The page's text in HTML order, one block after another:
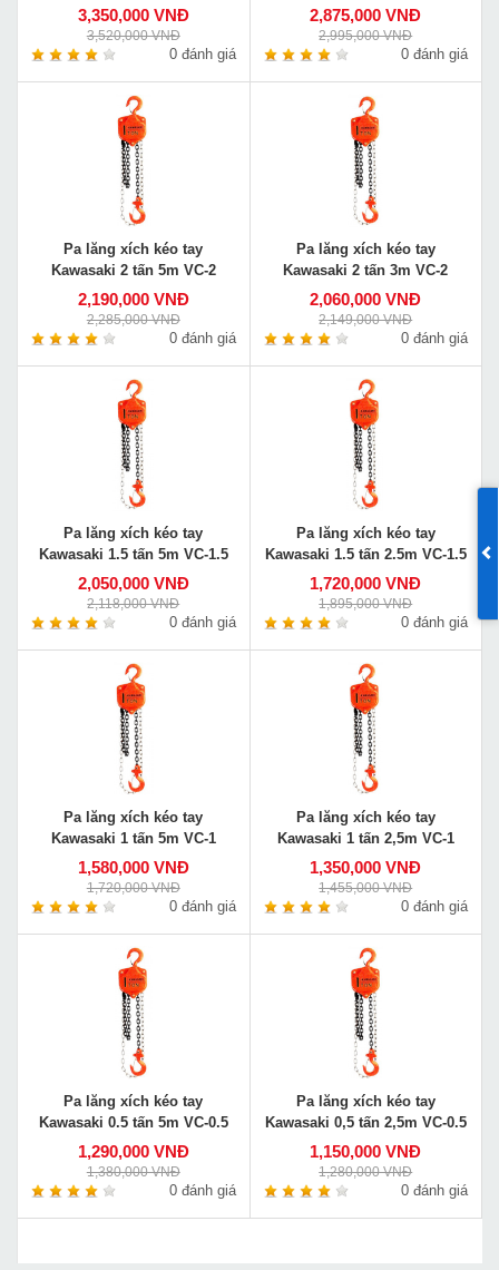
3,350,000 VNĐ
3,520,000 VNĐ
0 đánh giá
2,875,000 VNĐ
2,995,000 VNĐ
0 đánh giá
Pa lăng xích kéo tay
Kawasaki 2 tấn 5m VC-2
2,190,000 VNĐ
2,285,000 VNĐ
0 đánh giá
Pa lăng xích kéo tay
Kawasaki 2 tấn 3m VC-2
2,060,000 VNĐ
2,149,000 VNĐ
0 đánh giá
Pa lăng xích kéo tay
Kawasaki 1.5 tấn 5m VC-1.5
2,050,000 VNĐ
2,118,000 VNĐ
0 đánh giá
Pa lăng xích kéo tay
Kawasaki 1.5 tấn 2.5m VC-1.5
1,720,000 VNĐ
1,895,000 VNĐ
0 đánh giá
Pa lăng xích kéo tay
Kawasaki 1 tấn 5m VC-1
1,580,000 VNĐ
1,720,000 VNĐ
0 đánh giá
Pa lăng xích kéo tay
Kawasaki 1 tấn 2,5m VC-1
1,350,000 VNĐ
1,455,000 VNĐ
0 đánh giá
Pa lăng xích kéo tay
Kawasaki 0.5 tấn 5m VC-0.5
1,290,000 VNĐ
1,380,000 VNĐ
0 đánh giá
Pa lăng xích kéo tay
Kawasaki 0,5 tấn 2,5m VC-0.5
1,150,000 VNĐ
1,280,000 VNĐ
0 đánh giá